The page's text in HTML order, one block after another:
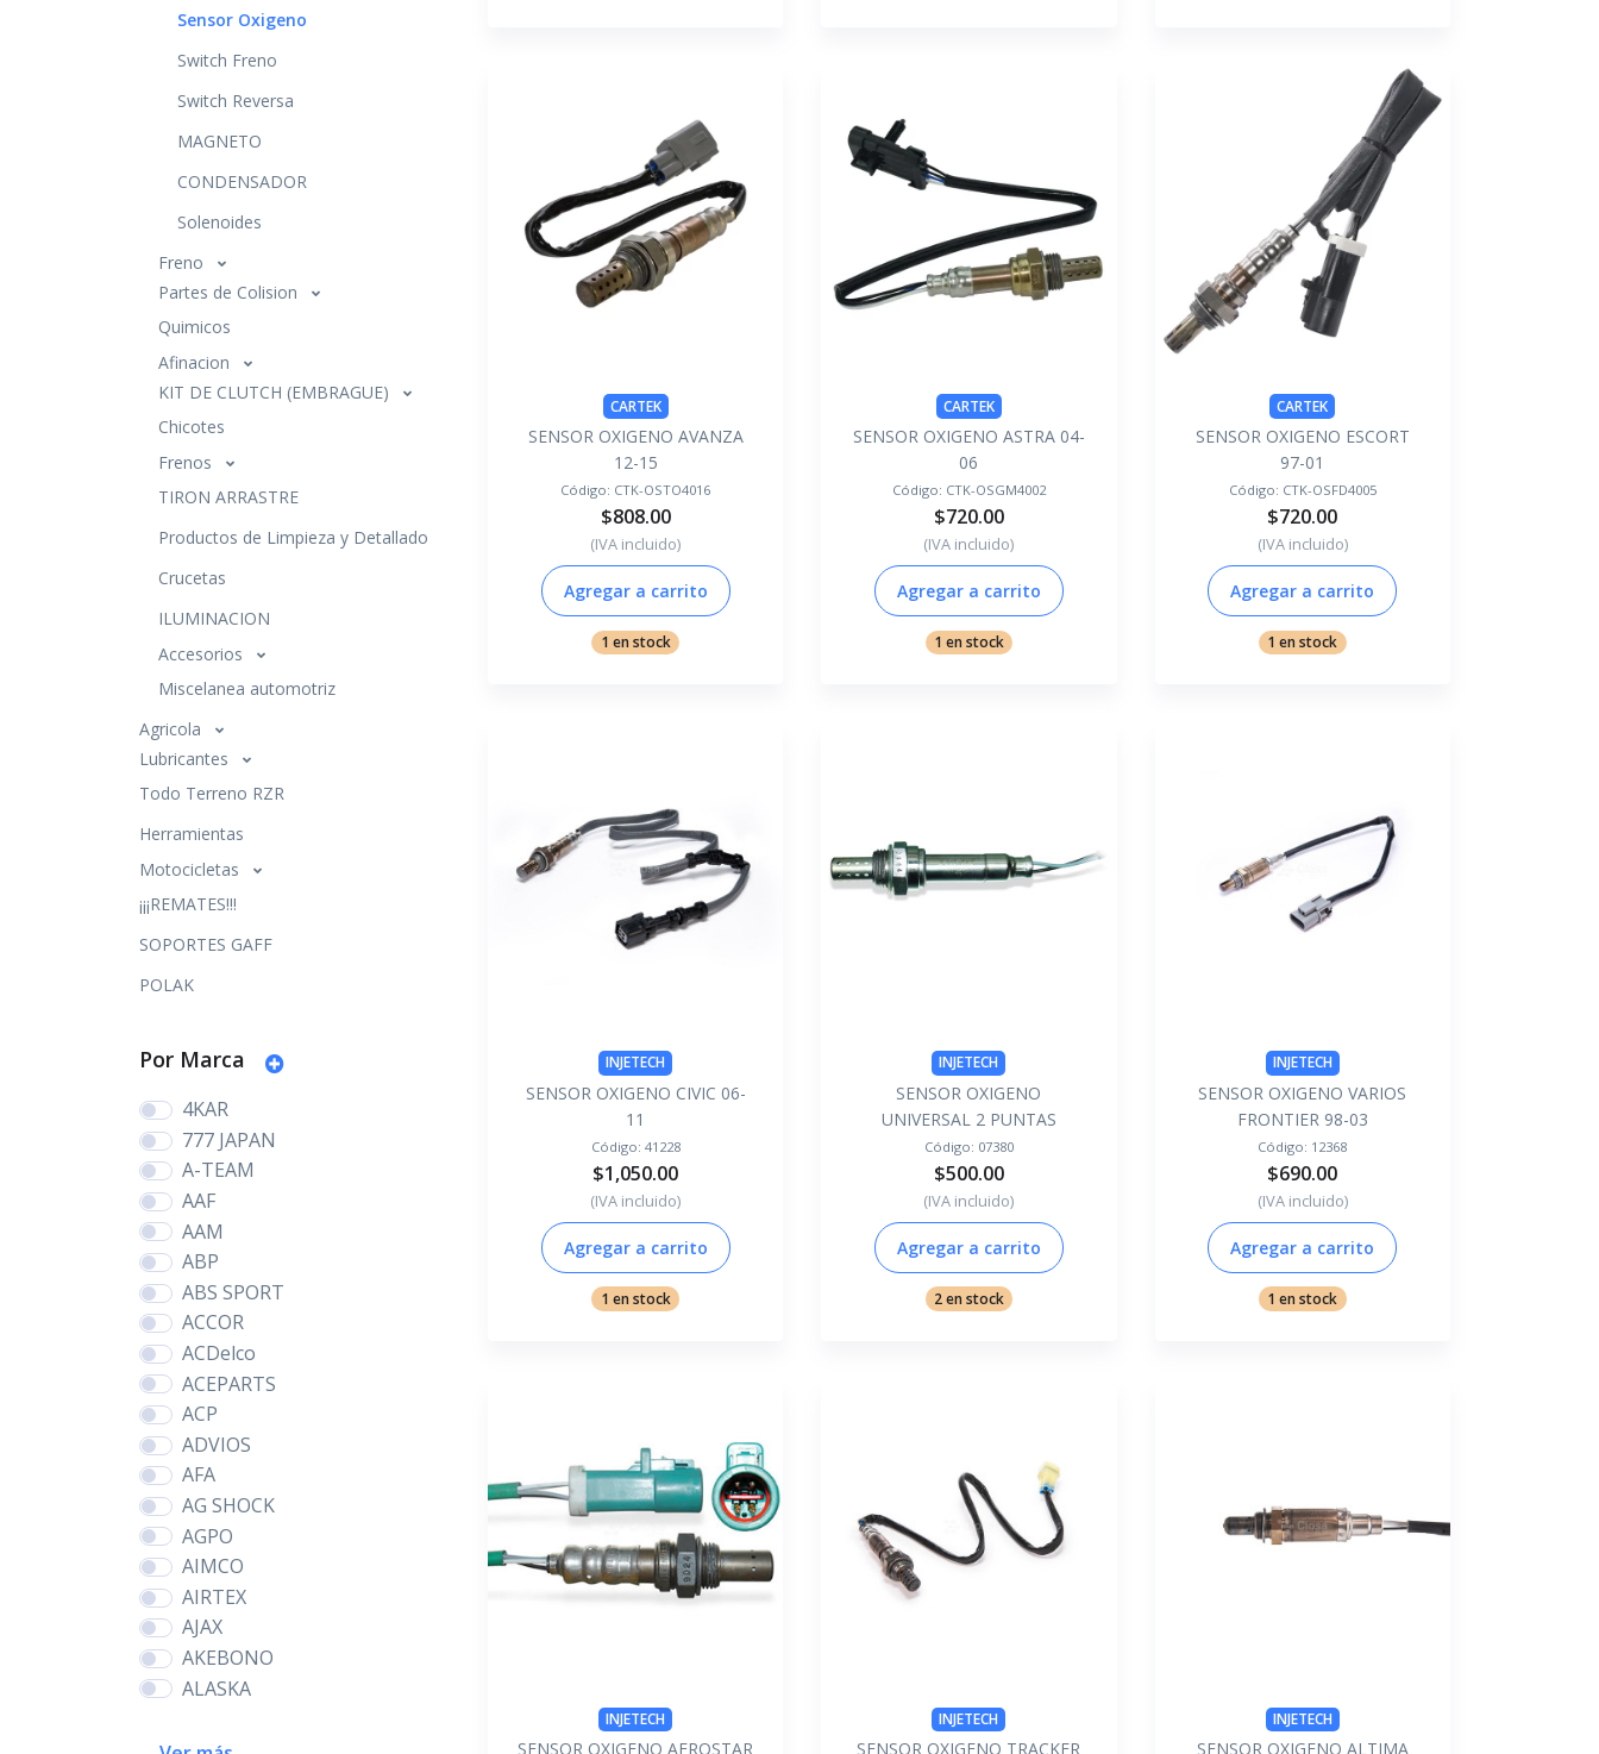
Sensor Oxigeno
Switch Freno
Switch Reversa
MAGNETO
CONDENSADOR
Solenoides
Freno
Partes de Colision
Quimicos
Afinacion
KIT DE CLUTCH (EMBRAGUE)
Chicotes
Frenos
TIRON ARRASTRE
Productos de Limpieza y Detallado
Crucetas
ILUMINACION
Accesorios
Miscelanea automotriz
Agricola
Lubricantes
Todo Terreno RZR
Herramientas
Motocicletas
¡¡¡REMATES!!!
SOPORTES GAFF
POLAK
Por Marca
4KAR
777 JAPAN
A-TEAM
AAF
AAM
ABP
ABS SPORT
ACCOR
ACDelco
ACEPARTS
ACP
ADVIOS
AFA
AG SHOCK
AGPO
AIMCO
AIRTEX
AJAX
AKEBONO
ALASKA
CARTEK
SENSOR OXIGENO AVANZA
12-15
Código: CTK-OSTO4016
$808.00
(IVA incluido)
Agregar a carrito
1 en stock
CARTEK
SENSOR OXIGENO ASTRA 04-
06
Código: CTK-OSGM4002
$720.00
(IVA incluido)
Agregar a carrito
1 en stock
CARTEK
SENSOR OXIGENO ESCORT
97-01
Código: CTK-OSFD4005
$720.00
(IVA incluido)
Agregar a carrito
1 en stock
INJETECH
SENSOR OXIGENO CIVIC 06-
11
Código: 41228
$1,050.00
(IVA incluido)
Agregar a carrito
1 en stock
INJETECH
SENSOR OXIGENO
UNIVERSAL 2 PUNTAS
Código: 07380
$500.00
(IVA incluido)
Agregar a carrito
2 en stock
INJETECH
SENSOR OXIGENO VARIOS
FRONTIER 98-03
Código: 12368
$690.00
(IVA incluido)
Agregar a carrito
1 en stock
INJETECH
SENSOR OXIGENO AEROSTAR
INJETECH
SENSOR OXIGENO TRACKER
INJETECH
SENSOR OXIGENO ALTIMA